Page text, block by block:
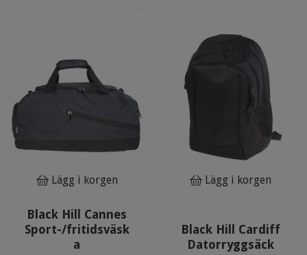
Lägg i korgen
Black Hill Cannes
Sport-/fritidsväsk
a
Lägg i korgen
Black Hill Cardiff
Datorryggsäck